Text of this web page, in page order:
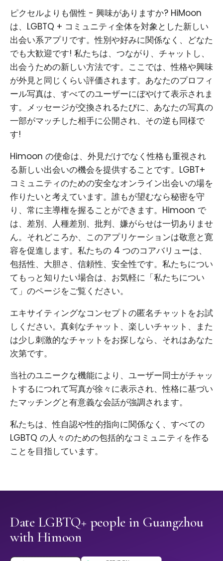
ピクセルよりも個性 - 興味がありますか? HiMoon
は、LGBTQ + コミュニティ全体を対象とした新しい
出会い系アプリです。性別や好みに関係なく、どなた
でも大歓迎です! 私たちは、つながり、チャットし、
出会うための新しい方法です。ここでは、性格や興味
が外見と同じくらい評価されます。あなたのプロフィ
ール写真は、すべてのユーザーにぼやけて表示されま
す。メッセージが交換されるたびに、あなたの写真の
一部がマッチした相手に公開され、その逆も同様で
す!
Himoon の使命は、外見だけでなく性格も重視され
る新しい出会いの機会を提供することです。LGBT+
コミュニティのための安全なオンライン出会いの場を
作りたいと考えています。誰もが望むなら秘密を守
り、常に主導権を握ることができます。Himoon で
は、差別、人種差別、批判、嫌がらせは一切ありませ
ん。それどころか、このアプリケーションは敬意と寛
容を促進します。私たちの 4 つのコアバリューは、
包括性、大胆さ、信頼性、安全性です。私たちについ
てもっと知りたい場合は、お気軽に「私たちについ
て」のページをご覧ください。
エキサイティングなコンセプトの匿名チャットをお試
しください。真剣なチャット、楽しいチャット、また
は少し刺激的なチャットをお探しなら、それはあなた
次第です。
当社のユニークな機能により、ユーザー同士がチャッ
トするにつれて写真が徐々に表示され、性格に基づい
たマッチングと有意義な会話が強調されます。
私たちは、性自認や性的指向に関係なく、すべての
LGBTQ の人々のための包括的なコミュニティを作る
ことを目指しています。
Date LGBTQ+ people in Guangzhou
with Himoon